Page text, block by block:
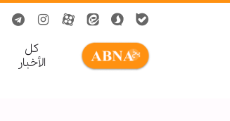
کل
الأخبار